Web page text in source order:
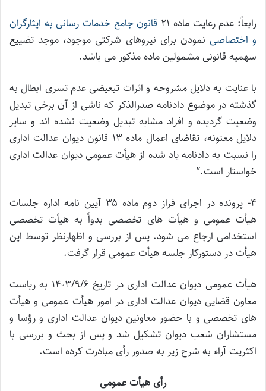
رابعاً: عدم رعایت ماده ۲۱
قانون جامع خدمات رسانی به ایثارگران
و اختصاصی نمودن برای نیروهای شرکتی موجود، موجد تضییع
سهمیه قانونی مشمولین ماده مذکور می باشد.
با عنایت به دلایل مشروحه و اثرات تبعیضی عدم تسری ابطال به
گذشته در موضوع دادنامه صدرالذکر که ناشی از آن برخی تبدیل
وضعیت گردیده و افراد مشابه تبدیل وضعیت نشده اند و سایر
دلایل معنونه، تقاضای اعمال ماده ۱۳ قانون دیوان عدالت اداری
را نسبت به دادنامه یاد شده از هیأت عمومی دیوان عدالت اداری
خواستار است.”
۴- پرونده در اجرای فراز دوم ماده ۳۵ آیین نامه اداره جلسات
هیأت عمومی و هیأت های تخصصی بدواً به هیأت تخصصی
استخدامی ارجاع می شود. پس از بررسی و اظهارنظر توسط این
هیأت در دستورکار جلسه هیأت عمومی قرار گرفت.
هیأت عمومی دیوان عدالت اداری در تاریخ ۱۴۰۳/۹/۶ به ریاست
معاون قضایی دیوان عدالت اداری در امور هیأت عمومی و هیأت
های تخصصی و با حضور معاونین دیوان عدالت اداری و رؤسا و
مستشاران شعب دیوان تشکیل شد و پس از بحث و بررسی با
اکثریت آراء به شرح زیر به صدور رأی مبادرت کرده است.
رأی هیأت عمومی